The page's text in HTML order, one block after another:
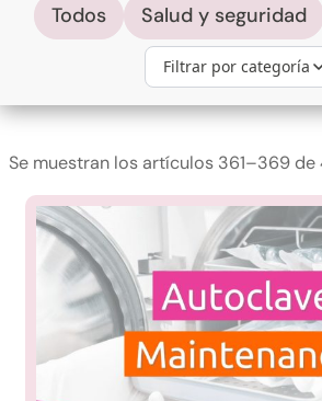
Todos Salud y seguridad
Filtrar por categoría
Se muestran los artículos 361–369 de